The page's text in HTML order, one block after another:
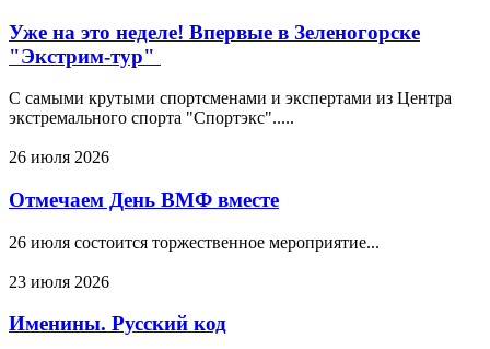
Уже на это неделе! Впервые в Зеленогорске
"Экстрим-тур"
С самыми крутыми спортсменами и экспертами из Центра
экстремального спорта "Спортэкс".....
26 июля 2026
Отмечаем День ВМФ вместе
26 июля состоится торжественное мероприятие...
23 июля 2026
Именины. Русский код